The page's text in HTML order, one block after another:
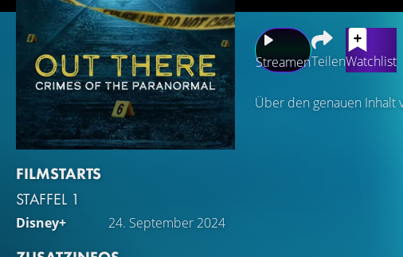
FILMSTARTS
STAFFEL 1
Disney+ 24. September 2024
StreamenTeilenWatchlist
Über den genauen Inhalt